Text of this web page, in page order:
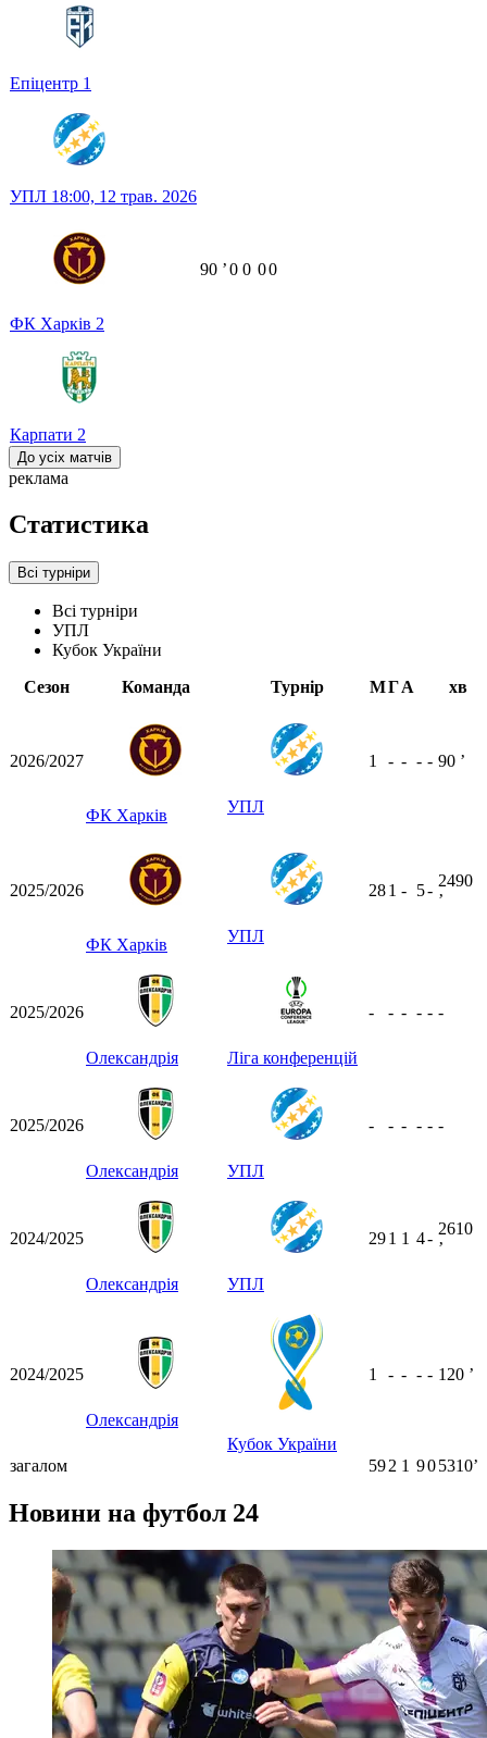
Епіцентр 1
УПЛ 18:00, 12 трав. 2026
ФК Харків 2
Карпати 2
90 ʼ0 0 00
До усіх матчів
реклама
Статистика
Всі турніри
Всі турніри
УПЛ
Кубок України
Сезон
Команда Турнір МГА хв
2026/2027
ФК Харків УПЛ
1 - - - - 90 ʼ
2025/2026
ФК Харків УПЛ
281 - 5-
2490
ʼ
2025/2026
Олександрія Ліга конференцій
- - - - - -
2025/2026
Олександрія УПЛ
- - - - - -
2024/2025
Олександрія УПЛ
291 1 4-
2610
ʼ
2024/2025
Олександрія
Кубок України
1 - - - - 120 ʼ
загалом 592 1 905310ʼ
Новини на футбол 24